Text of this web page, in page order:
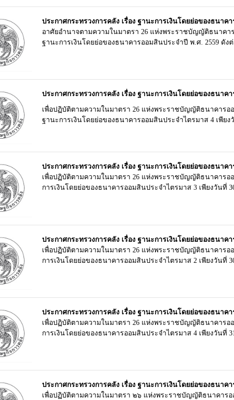
ประกาศกระทรวงการคลัง เรื่อง ฐานะการเงินโดยย่อของธนาค
อาศัยอำนาจตามความในมาตรา 26 แห่งพระราชบัญญัติธนาคา
ฐานะการเงินโดยย่อของธนาคารออมสินประจำปี พ.ศ. 2559 ดัง
ประกาศกระทรวงการคลัง เรื่อง ฐานะการเงินโดยย่อของธนา
เพื่อปฏิบัติตามความในมาตรา 26 แห่งพระราชบัญญัติธนาคารอ
ฐานะการเงินโดยย่อของธนาคารออมสินประจำไตรมาส 4 เพีย
ประกาศกระทรวงการคลัง เรื่อง ฐานะการเงินโดยย่อของธนา
เพื่อปฏิบัติตามความในมาตรา 26 แห่งพระราชบัญญัติธนาคารอ
การเงินโดยย่อของธนาคารออมสินประจำไตรมาส 3 เพียงวันที่
ประกาศกระทรวงการคลัง เรื่อง ฐานะการเงินโดยย่อของธนา
เพื่อปฏิบัติตามความในมาตรา 26 แห่งพระราชบัญญัติธนาคารอ
การเงินโดยย่อของธนาคารออมสินประจำไตรมาส 2 เพียงวันที่
ประกาศกระทรวงการคลัง เรื่อง ฐานะการเงินโดยย่อของธนา
เพื่อปฏิบัติตามความในมาตรา 26 แห่งพระราชบัญญัติธนาคารอ
การเงินโดยย่อของธนาคารออมสินประจำไตรมาส 4 เพียงวันที่
ประกาศกระทรวงการคลัง เรื่อง ฐานะการเงินโดยย่อของธนา
เพื่อปฏิบัติตามความในมาตรา ๒๖ แห่งพระราชบัญญัติธนาคาร